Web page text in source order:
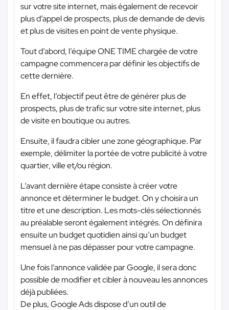
sur votre site internet, mais également de recevoir
plus d’appel de prospects, plus de demande de devis
et plus de visites en point de vente physique.
Tout d’abord, l’équipe ONE TIME chargée de votre
campagne commencera par définir les objectifs de
cette dernière.
En effet, l’objectif peut être de générer plus de
prospects, plus de trafic sur votre site internet, plus
de visite en boutique ou autres.
Ensuite, il faudra cibler une zone géographique. Par
exemple, délimiter la portée de votre publicité à votre
quartier, ville et/ou région.
L’avant dernière étape consiste à créer votre
annonce et déterminer le budget. On y choisira un
titre et une description. Les mots-clés sélectionnés
au préalable seront également intégrés. On définira
ensuite un budget quotidien ainsi qu’un budget
mensuel à ne pas dépasser pour votre campagne.
Une fois l’annonce validée par Google, il sera donc
possible de modifier et cibler à nouveau les annonces
déjà publiées.
De plus, Google Ads dispose d’un outil de